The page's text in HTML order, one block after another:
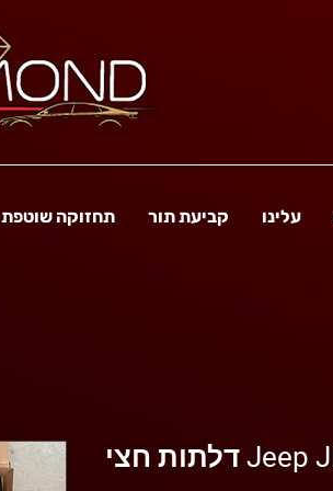
תחזוקה שוטפת קביעת תור עלינו